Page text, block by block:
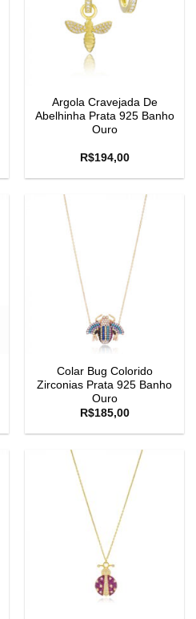
Argola Cravejada De
Abelhinha Prata 925 Banho
Ouro
R$194,00
Colar Bug Colorido
Zirconias Prata 925 Banho
Ouro
R$185,00